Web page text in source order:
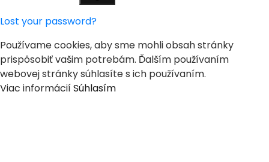
Lost your password?
Používame cookies, aby sme mohli obsah stránky
prispôsobiť vašim potrebám. Ďalším používaním
webovej stránky súhlasíte s ich používaním.
Viac informáciíSúhlasím